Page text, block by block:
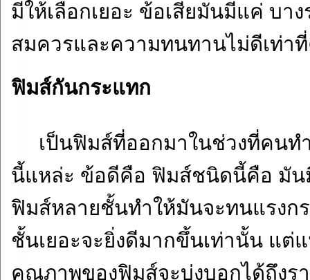
มีให้เลือกเยอะ ข้อเสียมันมีแค่ บา
สมควรและความทนทานไม่ดีเท่า
ฟิมส์กันกระแทก
เป็นฟิมส์ที่ออกมาในช่วงที่คนท
นี้แหล่ะ ข้อดีคือ ฟิมส์ชนิดนี้คือ มั
ฟิมส์หลายชั้นทำให้มันจะทนแรงก
ชั้นเยอะจะยิ่งดีมากขึ้นเท่านั้น แต่
คุณภาพของฟิมส์จะบ่งบอกได้ถึงร